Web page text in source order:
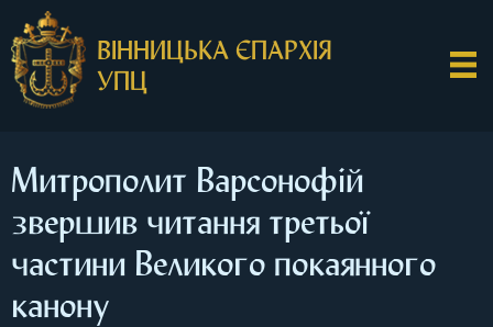
ВІННИЦЬКА ЄПАРХІЯ
УПЦ
Митрополит Варсонофій
звершив читання третьої
частини Великого покаянного
канону